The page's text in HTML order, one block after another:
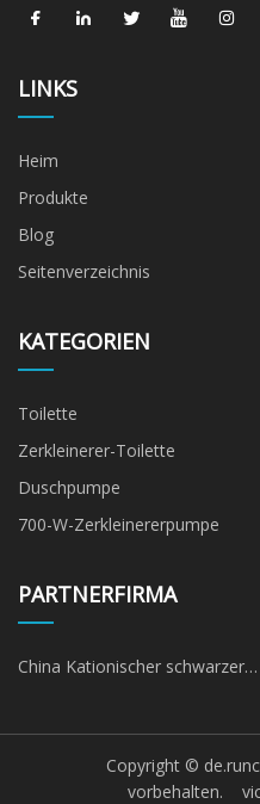
LINKS
Heim
Produkte
Blog
Seitenverzeichnis
KATEGORIEN
Toilette
Zerkleinerer-Toilette
Duschpumpe
700-W-Zerkleinererpumpe
PARTNERFIRMA
China Kationischer schwarzer
Copyright ©
vorbehalten.